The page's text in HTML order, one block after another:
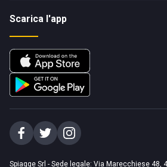
Scarica l'app
Spiagge Srl - Sede legale: Via Marecchiese 48,